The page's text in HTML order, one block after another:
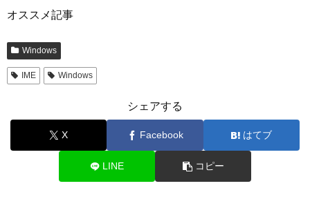
オススメ記事
Windows
IME Windows
シェアする
X Facebook はてブ
LINE コピー